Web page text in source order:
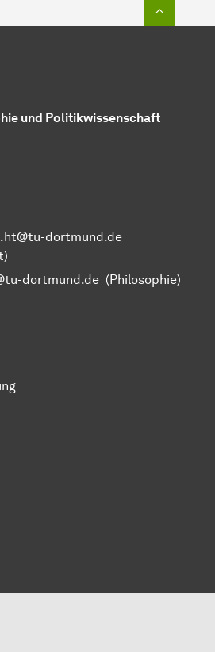
und Politikwissenschaft
dortmund.de
dortmund.de (Philosophie)
Humanwissenschaften und